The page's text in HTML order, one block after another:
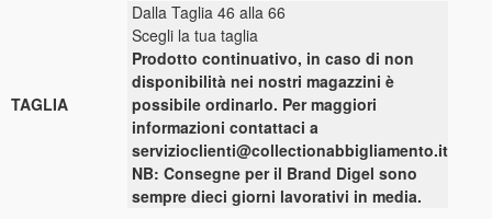
TAGLIA
Dalla Taglia 46 alla 66
Scegli la tua taglia
Prodotto continuativo, in caso di non
disponibilità nei nostri magazzini è
possibile ordinarlo. Per maggiori
informazioni contattaci a
servizioclienti@collectionabbigliamento.it
NB: Consegne per il Brand Digel sono
sempre dieci giorni lavorativi in media.